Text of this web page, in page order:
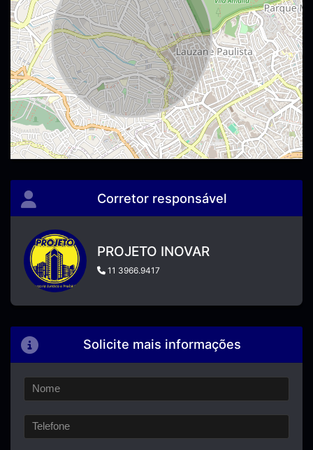
Corretor responsável
PROJETO INOVAR
11 3966.9417
Solicite mais informações